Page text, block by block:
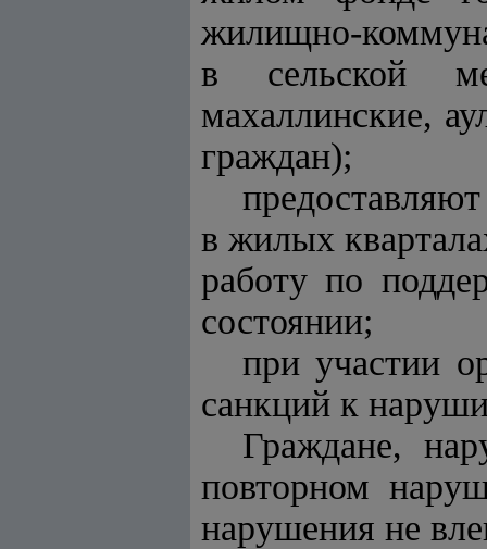
жилищно-
в сельской
махаллинские,
граждан);
в жилых
работу по
состоянии;
при участии
санкций к
Граждане,
повторном
нарушения не